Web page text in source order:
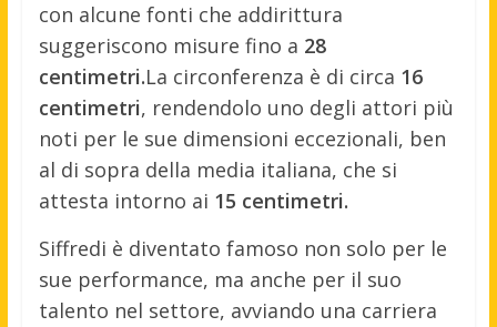
con alcune fonti che addirittura
suggeriscono misure fino a 28
centimetri.La circonferenza è di circa 16
centimetri, rendendolo uno degli attori più
noti per le sue dimensioni eccezionali, ben
al di sopra della media italiana, che si
attesta intorno ai 15 centimetri.
Siffredi è diventato famoso non solo per le
sue performance, ma anche per il suo
talento nel settore, avviando una carriera